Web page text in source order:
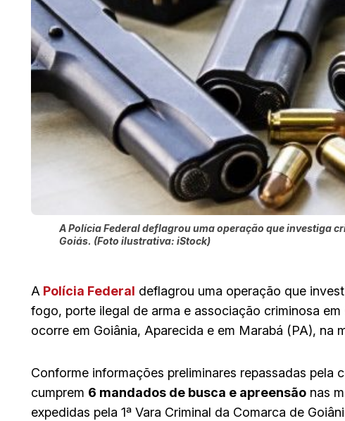
A Polícia Federal deflagrou uma operação que investiga
Goiás. (Foto ilustrativa: iStock)
A Polícia Federal deflagrou uma operação que
fogo, porte ilegal de arma e associação criminosa em
ocorre em Goiânia, Aparecida e em Marabá (PA), na
Conforme informações preliminares repassadas pela
cumprem 6 mandados de busca e apreensão nas
expedidas pela 1ª Vara Criminal da Comarca de